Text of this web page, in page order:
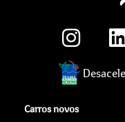
Carros novos